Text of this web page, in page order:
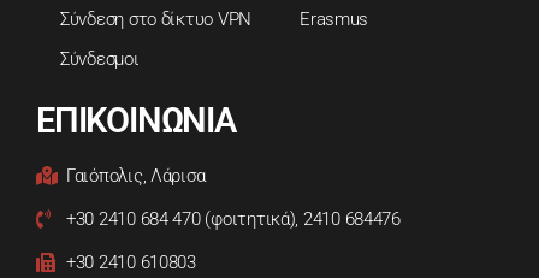
Σύνδεση στο δίκτυο VPN
Erasmus
Σύνδεσμοι
ΕΠΙΚΟΙΝΩΝΙΑ
Γαιόπολις, Λάρισα
+30 2410 684 470 (φοιτητικά), 2410 684476
+30 2410 610803